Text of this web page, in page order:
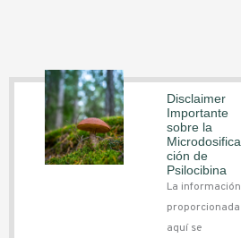
Disclaimer
Importante
sobre la
Microdosifica
ción de
Psilocibina
La información
proporcionada
aquí se